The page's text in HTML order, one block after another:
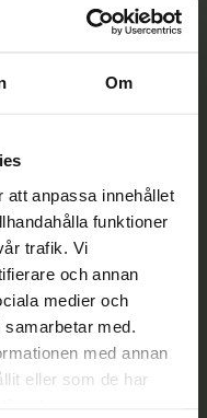
Om
att anpassa innehållet
funktioner
trafik. Vi
och annan
medier och
med.
med annan
eller som de har
– 8 tips för en